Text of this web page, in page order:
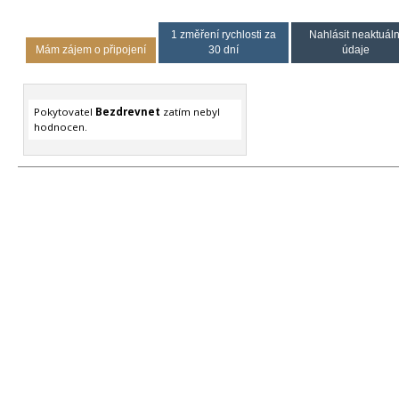
Mám zájem o připojení
1 změření rychlosti za
30 dní
Nahlásit
údaje
Pokytovatel Bezdrevnet zatím nebyl
hodnocen.